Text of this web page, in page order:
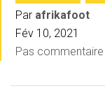
Par afrikafoot
Fév 10, 2021
Pas commentaire